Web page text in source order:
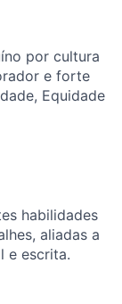
por cultura
e forte
Equidade
habilidades
aliadas a
e escrita.